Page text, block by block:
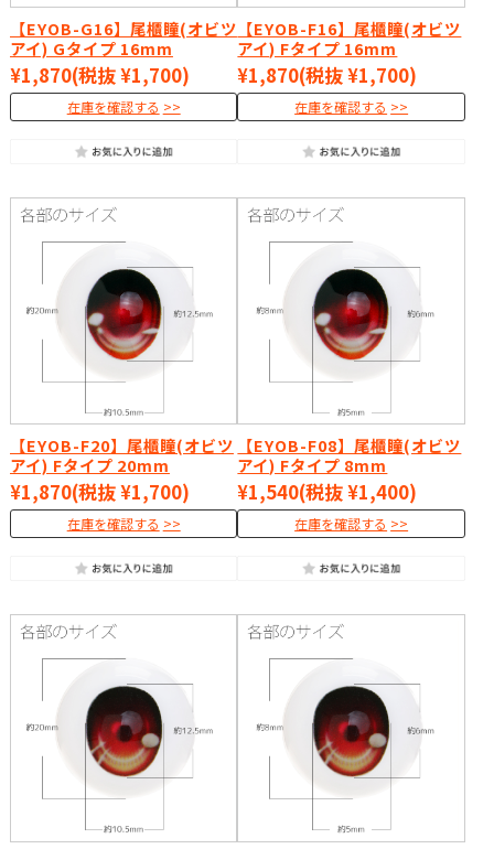
【EYOB-G16】尾櫃瞳(オビツ
アイ) Gタイプ 16mm
¥1,870(税抜 ¥1,700)
在庫を確認する
【EYOB-F16】尾櫃瞳(オビツ
アイ) Fタイプ 16mm
¥1,870(税抜 ¥1,700)
在庫を確認する
【EYOB-F20】尾櫃瞳(オビツ
アイ) Fタイプ 20mm
¥1,870(税抜 ¥1,700)
在庫を確認する
【EYOB-F08】尾櫃瞳(オビツ
アイ) Fタイプ 8mm
¥1,540(税抜 ¥1,400)
在庫を確認する